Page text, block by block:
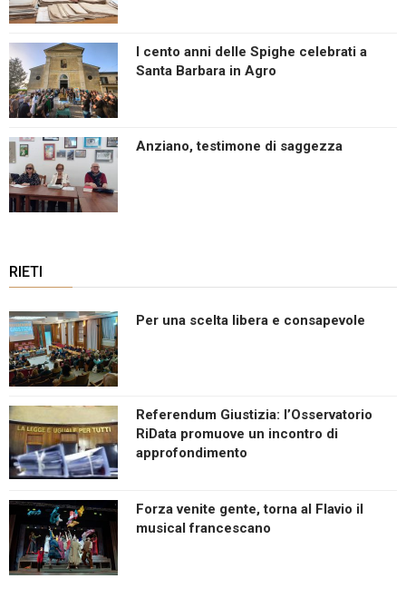
I cento anni delle Spighe celebrati a
Santa Barbara in Agro
Anziano, testimone di saggezza
RIETI
Per una scelta libera e consapevole
Referendum Giustizia: l’Osservatorio
RiData promuove un incontro di
approfondimento
Forza venite gente, torna al Flavio il
musical francescano